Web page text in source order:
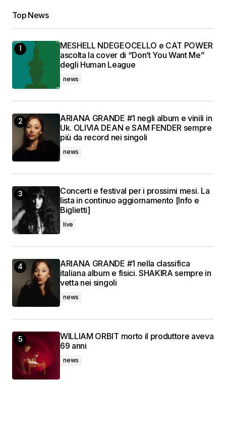
Top News
MESHELL NDEGEOCELLO e CAT POWER
ascolta la cover di “Don’t You Want Me”
degli Human League
news
ARIANA GRANDE #1 negli album e vinili in
Uk. OLIVIA DEAN e SAM FENDER sempre
più da record nei singoli
news
Concerti e festival per i prossimi mesi. La
lista in continuo aggiornamento [Info e
Biglietti]
live
ARIANA GRANDE #1 nella classifica
italiana album e fisici. SHAKIRA sempre in
vetta nei singoli
news
WILLIAM ORBIT morto il produttore aveva
69 anni
news